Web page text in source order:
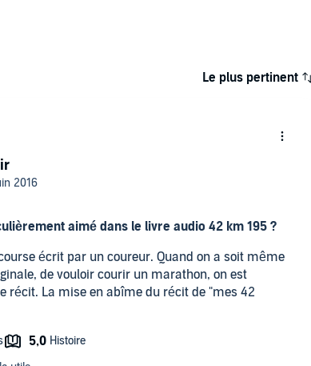
Le plus pertinent
aimé dans le livre audio 42 km 195 ?
écrit par un coureur. Quand on a soit même
de vouloir courir un marathon, on est
récit. La mise en abîme du récit de "mes 42
l'histoire personnelle du narrateur habillent
42 chapitres de l'ouvrage.
pouvez-vous comparer 42 km 195 ? Expliquez